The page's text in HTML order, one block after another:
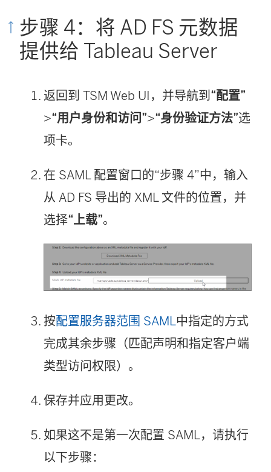
步骤 4：将 AD FS 元数据
提供给 Tableau Server
返回到 TSM Web UI，并导航到“配置”
>“用户身份和访问”>“身份验证方法”选
项卡。
在 SAML 配置窗口的“步骤 4”中，输入
从 AD FS 导出的 XML 文件的位置，并
选择“上载”。
按配置服务器范围 SAML中指定的方式
完成其余步骤（匹配声明和指定客户端
类型访问权限）。
保存并应用更改。
如果这不是第一次配置 SAML，请执行
以下步骤：